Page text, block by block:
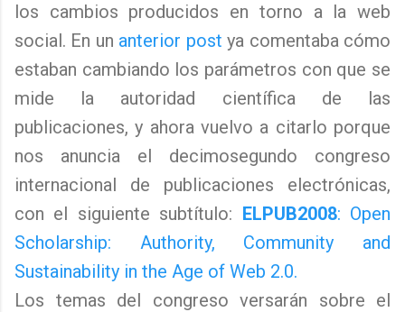
los cambios producidos en torno a la web
social. En un anterior post ya comentaba cómo
estaban cambiando los parámetros con que se
mide la autoridad científica de las
publicaciones, y ahora vuelvo a citarlo porque
nos anuncia el decimosegundo congreso
internacional de publicaciones electrónicas,
con el siguiente subtítulo: ELPUB2008: Open
Scholarship: Authority, Community and
Sustainability in the Age of Web 2.0.
Los temas del congreso versarán sobre el